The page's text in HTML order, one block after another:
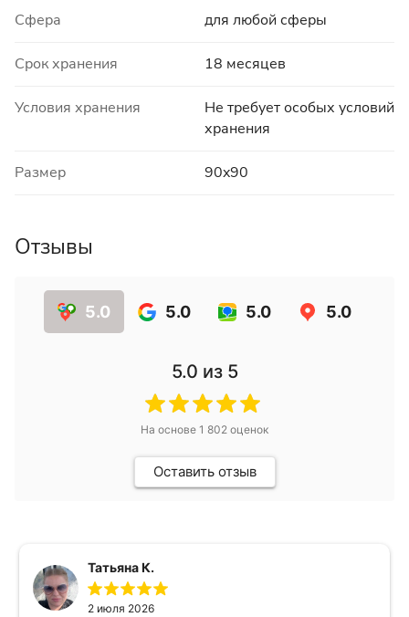
Сфера для любой сферы
Срок хранения 18 месяцев
Условия хранения
Не требует особых условий
хранения
Размер 90x90
Отзывы
5.0 5.0 5.0 5.0
5.0 из 5
На основе 1 802 оценок
Оставить отзыв
Татьяна К.
2 июля 2026